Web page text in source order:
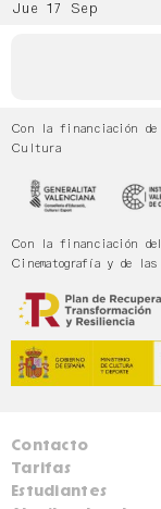
Jue 17 Sep
Con la financiación
Cultura
Con la financiación
Cinematografía y de
Contacto
Tarifas
Estudiantes